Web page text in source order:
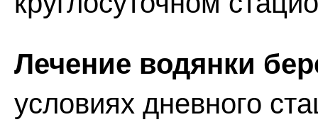
Лечение водянки
условиях дневного